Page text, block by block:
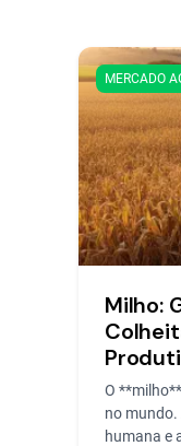
MERCADO
Milho:
O
no mundo.
humana e